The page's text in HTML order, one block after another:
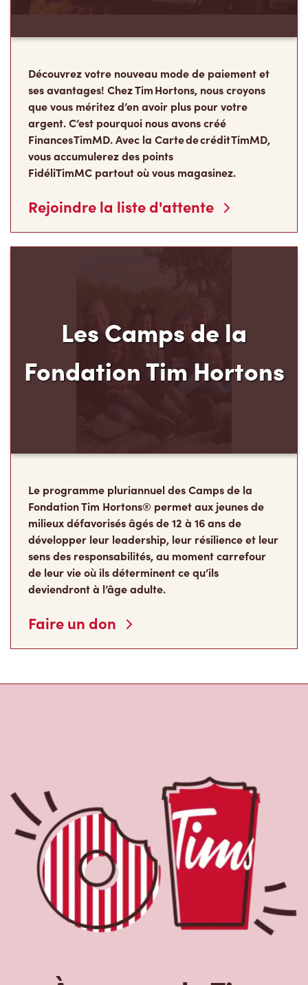
Découvrez votre nouveau mode de paiement et
ses avantages! Chez Tim Hortons, nous croyons
que vous méritez d’en avoir plus pour votre
argent. C’est pourquoi nous avons créé
Finances TimMD. Avec la Carte de crédit TimMD,
vous accumulerez des points
FidéliTimMC partout où vous magasinez.
Rejoindre la liste d'attente
Les Camps de la
Fondation Tim Hortons
Le programme pluriannuel des Camps de la
Fondation Tim Hortons® permet aux jeunes de
milieux défavorisés âgés de 12 à 16 ans de
développer leur leadership, leur résilience et leur
sens des responsabilités, au moment carrefour
de leur vie où ils déterminent ce qu’ils
deviendront à l’âge adulte.
Faire un don